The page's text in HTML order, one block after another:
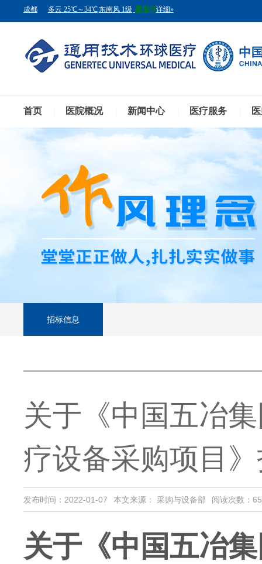
首页 医院概况 新闻中心 医疗服务
招标信息
关于《中国五冶
疗设备采购项目
发布时间：2022-01-07 本文来源： 采购与设备部 阅读次数：
关于 《中国五冶